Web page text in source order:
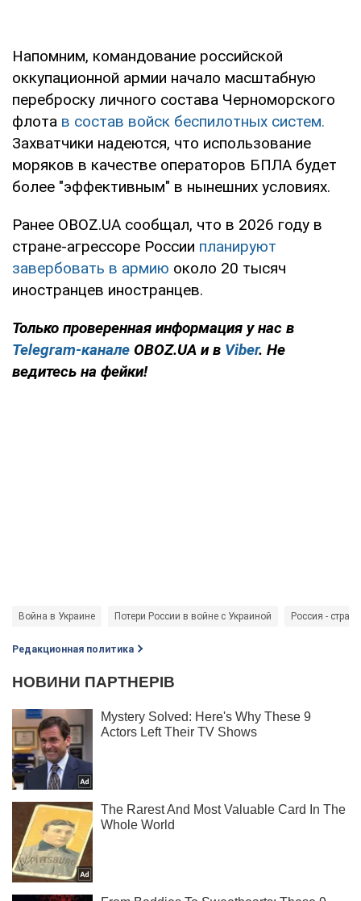
Напомним, командование российской
оккупационной армии начало масштабную
переброску личного состава Черноморского
флота в состав войск беспилотных систем.
Захватчики надеются, что использование
моряков в качестве операторов БПЛА будет
более "эффективным" в нынешних условиях.
Ранее OBOZ.UA сообщал, что в 2026 году в
стране-агрессоре России планируют
завербовать в армию около 20 тысяч
иностранцев иностранцев.
Только проверенная информация у нас в
Telegram-канале OBOZ.UA и в Viber. Не
ведитесь на фейки!
Война в Украине Потери России в войне с Украиной Россия -
Редакционная политика